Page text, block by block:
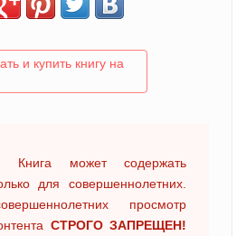
и купить книгу на
Книга может содержать
для совершеннолетних.
просмотр
СТРОГО ЗАПРЕЩЕН!